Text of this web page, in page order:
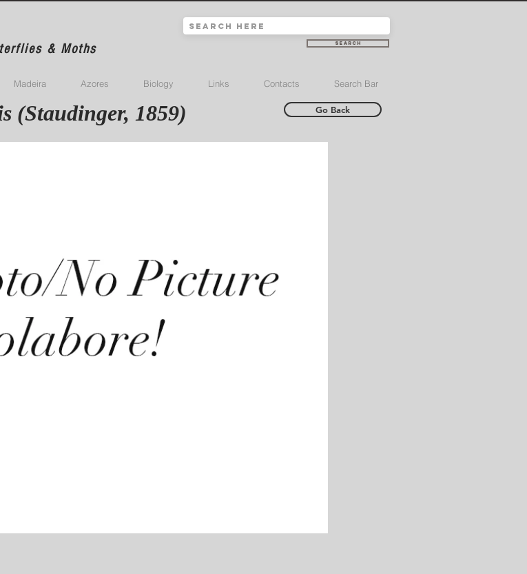
& Moths Search
Madeira Azores Biology Links Contacts Search Bar
(Staudinger, 1859) Go Back